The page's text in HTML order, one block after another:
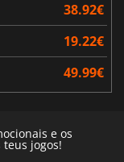
38.92€
19.22€
49.99€
e os
jogos!